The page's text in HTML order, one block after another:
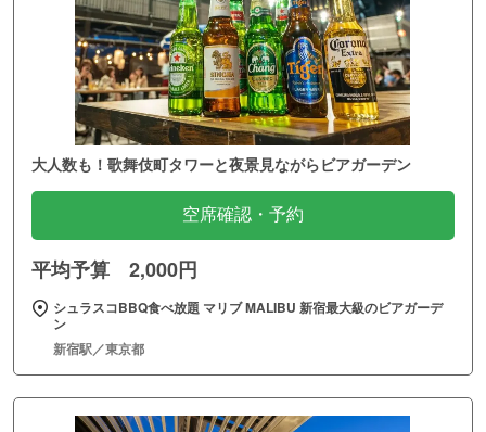
大人数も！歌舞伎町タワーと夜景見ながらビアガーデン
空席確認・予約
平均予算 2,000円
シュラスコBBQ食べ放題 マリブ MALIBU 新宿最大級のビアガーデ
ン
新宿駅／東京都